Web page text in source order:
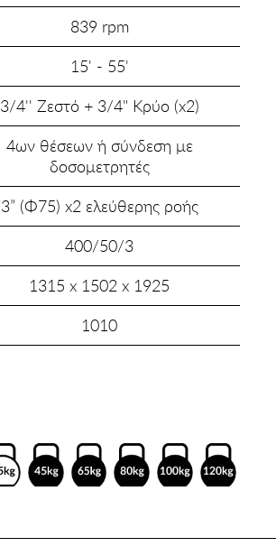
839 rpm
15' - 55'
3/4'' Ζεστό + 3/4" Κρύο (x2)
4ων θέσεων ή σύνδεση με
δοσομετρητές
3” (Φ75) x2 ελεύθερης ροής
400/50/3
1315 x 1502 x 1925
1010